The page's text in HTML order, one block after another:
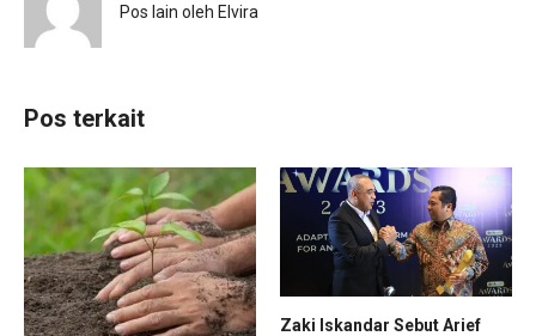
Pos lain oleh Elvira
Pos terkait
Zaki Iskandar Sebut Arief